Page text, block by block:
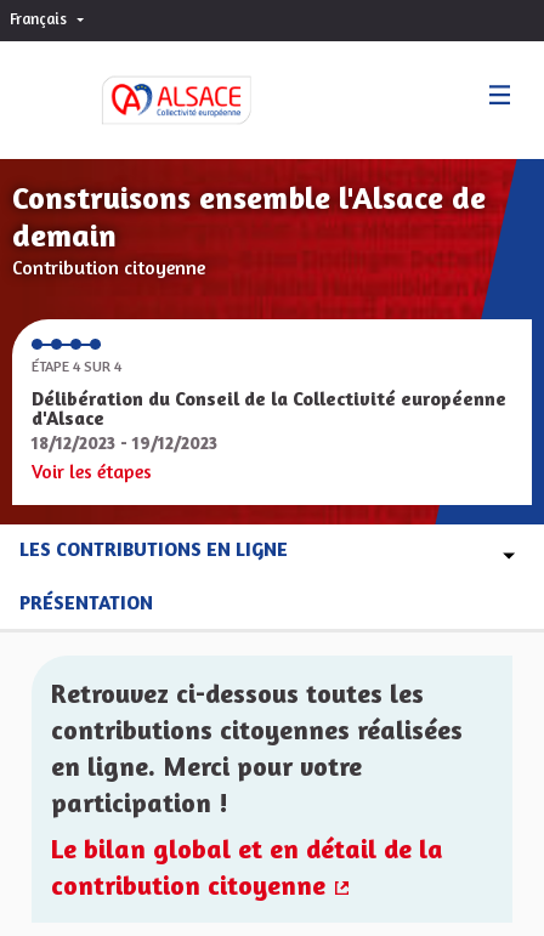
Français Choisir la langue
Construisons ensemble l'Alsace de
demain
Contribution citoyenne
ÉTAPE 4 SUR 4
Délibération du Conseil de la Collectivité européenne
d'Alsace
18/12/2023 - 19/12/2023
Voir les étapes
LES CONTRIBUTIONS EN LIGNE
PRÉSENTATION
Retrouvez ci-dessous toutes les
contributions citoyennes réalisées
en ligne. Merci pour votre
participation !
Le bilan global et en détail de la
contribution citoyenne